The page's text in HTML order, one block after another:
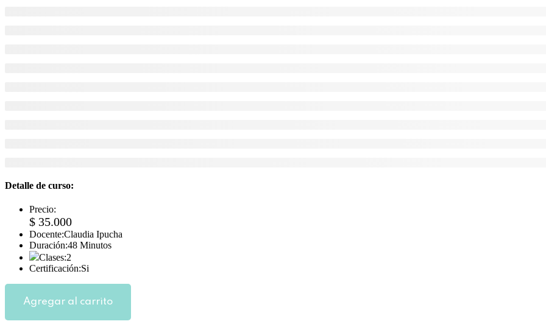
Detalle de curso:
Precio:
$ 35.000
Docente:Claudia Ipucha
Duración:48 Minutos
Clases:2
Certificación:Si
Agregar al carrito